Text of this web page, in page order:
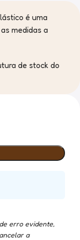
é uma
medidas a
de stock do
erro evidente,
a